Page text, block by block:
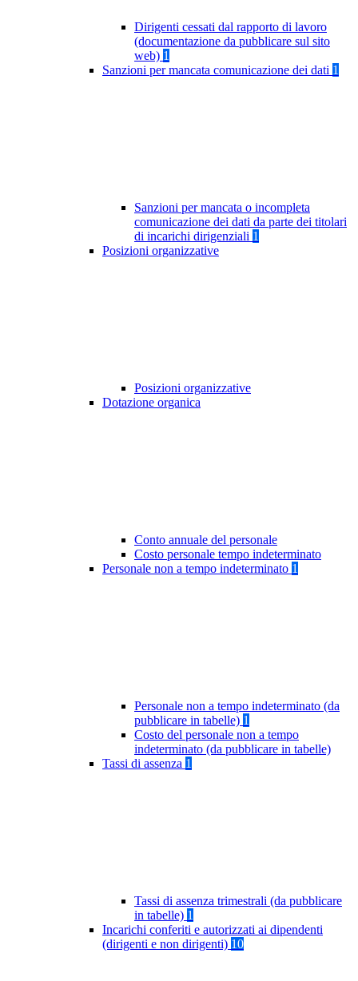
Dirigenti cessati dal rapporto di lavoro
(documentazione da pubblicare sul sito
web) 1
Sanzioni per mancata comunicazione dei dati 1
Sanzioni per mancata o incompleta
comunicazione dei dati da parte dei titolari
di incarichi dirigenziali 1
Posizioni organizzative
Posizioni organizzative
Dotazione organica
Conto annuale del personale
Costo personale tempo indeterminato
Personale non a tempo indeterminato 1
Personale non a tempo indeterminato (da
pubblicare in tabelle) 1
Costo del personale non a tempo
indeterminato (da pubblicare in tabelle)
Tassi di assenza 1
Tassi di assenza trimestrali (da pubblicare
in tabelle) 1
Incarichi conferiti e autorizzati ai dipendenti
(dirigenti e non dirigenti) 10